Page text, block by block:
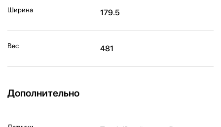
Ширина 179.5
Вес 481
Дополнительно